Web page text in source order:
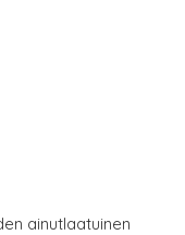
ainutlaatuinen